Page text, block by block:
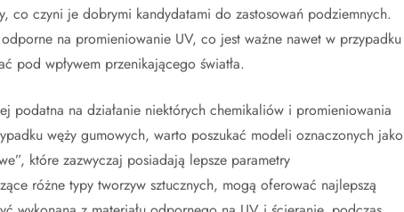
czyni je dobrymi kandydatami do zastosowań podziemnych.
na promieniowanie UV, co jest ważne nawet w przypadku
pod wpływem przenikającego światła.
podatna na działanie niektórych chemikaliów i promieniowania
węży gumowych, warto poszukać modeli oznaczonych jako
które zazwyczaj posiadają lepsze parametry
różne typy tworzyw sztucznych, mogą oferować najlepszą